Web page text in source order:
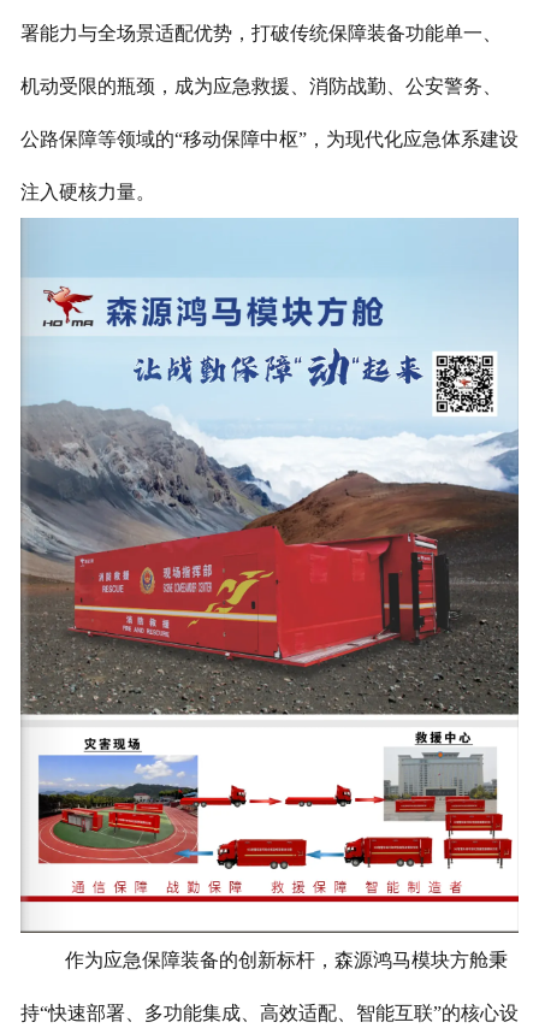
署能力与全场景适配优势，打破传统保障装备功能单一、
机动受限的瓶颈，成为应急救援、消防战勤、公安警务、
公路保障等领域的“移动保障中枢”，为现代化应急体系建设
注入硬核力量。
作为应急保障装备的创新标杆，森源鸿马模块方舱秉
持“快速部署、多功能集成、高效适配、智能互联”的核心设